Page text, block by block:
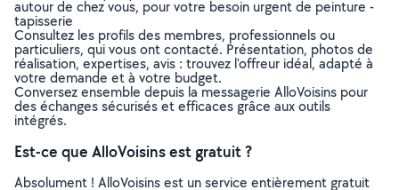
autour de chez vous, pour votre besoin urgent de peinture -
tapisserie
Consultez les profils des membres, professionnels ou
particuliers, qui vous ont contacté. Présentation, photos de
réalisation, expertises, avis : trouvez l'offreur idéal, adapté à
votre demande et à votre budget.
Conversez ensemble depuis la messagerie AlloVoisins pour
des échanges sécurisés et efficaces grâce aux outils
intégrés.
Est-ce que AlloVoisins est gratuit ?
Absolument ! AlloVoisins est un service entièrement gratuit